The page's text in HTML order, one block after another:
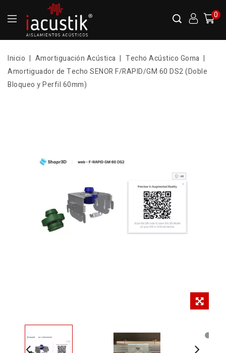
0
Inicio Amortiguación Acústica
Techo Acústico Goma
Amortiguador de Techo SENOR F/RAPID/GM 60 DS2 (Doble
Bloqueo y Perfil 60mm)